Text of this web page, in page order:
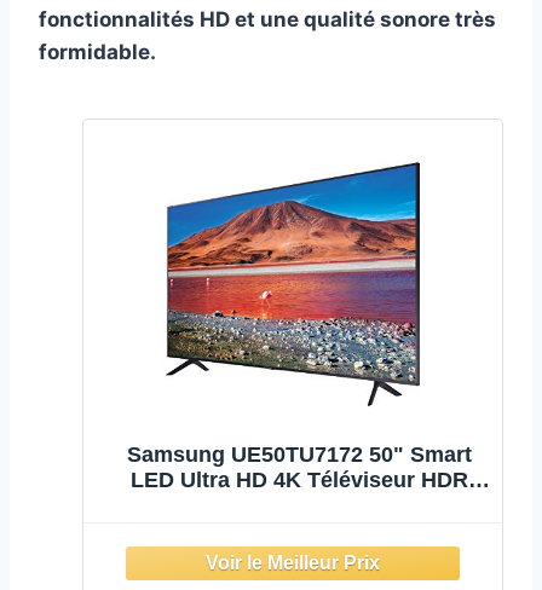
fonctionnalités HD et une qualité sonore très
formidable.
Samsung UE50TU7172 50" Smart
LED Ultra HD 4K Téléviseur HDR